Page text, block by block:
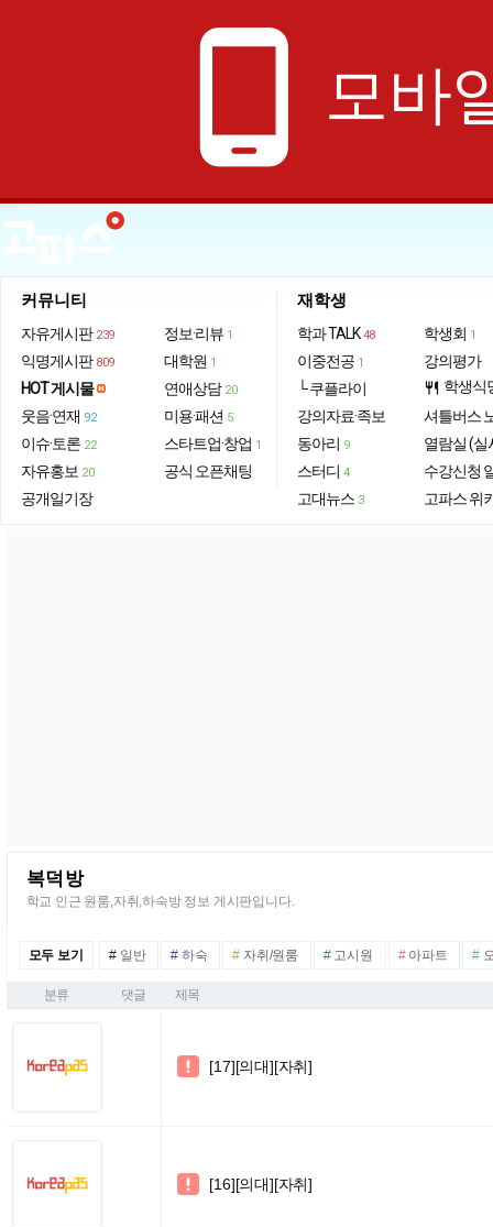
phone_android 모바
커뮤니티
자유게시판 239
익명게시판 809
HOT 게시물
웃음·연재 92
이슈·토론 22
자유홍보 20
공개일기장
정보·리뷰 1
대학원 1
연애상담 20
미용·패션 5
스타트업·창업 1
공식 오픈채팅
재학생
학과 TALK 48
이중전공 1
└ 쿠플라이
강의자료·족보
동아리 9
스터디 4
고대뉴스 3
학생회 1
강의평가
restaurant 학생식
셔틀버스
열람실 (실
수강신청
고파스 위
복덕방
학교 인근 원룸,자취,하숙방 정보 게시판입니다.
모두 보기 # 일반 # 하숙 # 자취/원룸 #고시원 #아파트 #
분류 댓글 제목
 [17][의대][자취]
 [16][의대][자취]